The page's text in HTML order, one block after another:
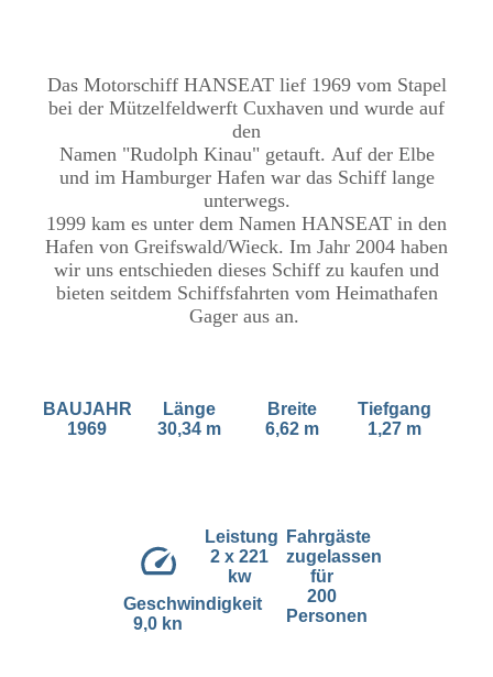
Das Motorschiff HANSEAT lief 1969 vom Stapel
bei der Mützelfeldwerft Cuxhaven und wurde auf
den
Namen "Rudolph Kinau" getauft. Auf der Elbe
und im Hamburger Hafen war das Schiff lange
unterwegs.
1999 kam es unter dem Namen HANSEAT in den
Hafen von Greifswald/Wieck. Im Jahr 2004 haben
wir uns entschieden dieses Schiff zu kaufen und
bieten seitdem Schiffsfahrten vom Heimathafen
Gager aus an.
BAUJAHR
1969
Länge
30,34 m
Breite
6,62 m
Tiefgang
1,27 m
Geschwindigkeit
9,0 kn
Leistung
2 x 221
kw
Fahrgäste
zugelassen
für
200
Personen